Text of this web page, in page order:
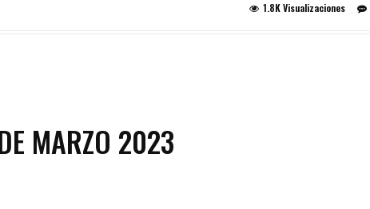
1.8K Visualizaciones
MARZO 2023